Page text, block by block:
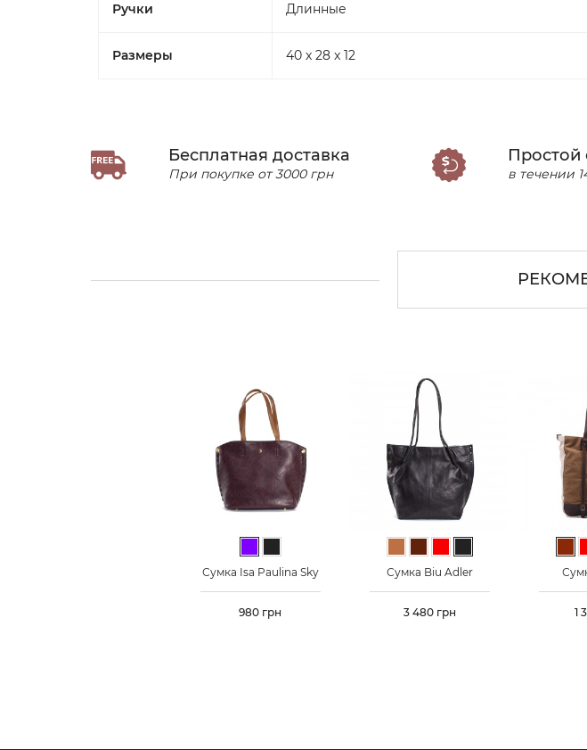
Ручки Длинные
Размеры 40 x 28 x 12
Бесплатная доставка
При покупке от 3000 грн
Простой
в течении
Сумка Isa Paulina Sky
Цена
980 грн
Сумка Biu Adler
Цена
3 480 грн 1